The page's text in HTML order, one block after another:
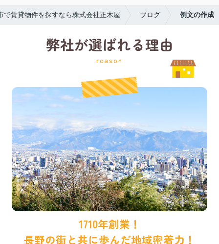
で賃貸物件を探すなら株式会社正木屋 ブログ 例文の作成
弊社が選ばれる理由
reason
1710年創業！
長野の街と共に歩んだ地域密着力！